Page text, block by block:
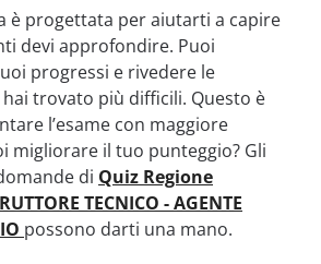
è progettata per aiutarti a capire
devi approfondire. Puoi
progressi e rivedere le
trovato più difficili. Questo è
l’esame con maggiore
migliorare il tuo punteggio? Gli
di Quiz Regione
TECNICO - AGENTE
possono darti una mano.